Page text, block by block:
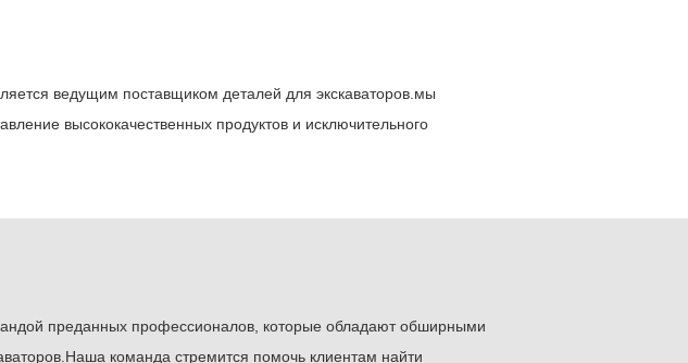
ведущим поставщиком деталей для экскаваторов.мы
высококачественных продуктов и исключительного
преданных профессионалов, которые обладают обширными
команда стремится помочь клиентам найти